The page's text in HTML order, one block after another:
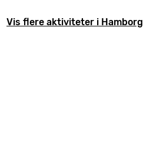
Vis flere aktiviteter i Hamborg